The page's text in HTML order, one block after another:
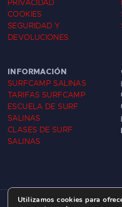
PRIVACIDAD
COOKIES
SEGURIDAD Y
DEVOLUCIONES
INFORMACIÓN
SURFCAMP SALINAS
TARIFAS SURFCAMP
ESCUELA DE SURF
SALINAS
CLASES DE SURF
SALINAS
Utilizamos cookies para